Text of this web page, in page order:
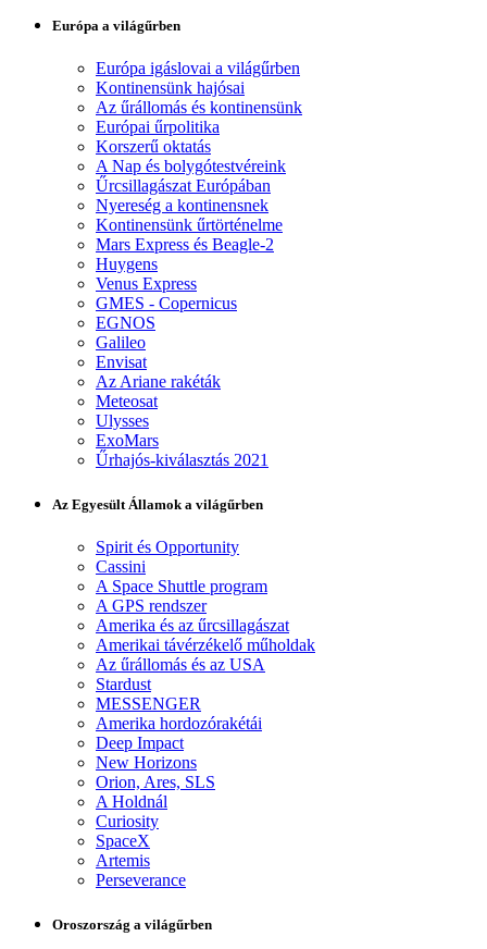
Európa a világűrben
Európa igáslovai a világűrben
Kontinensünk hajósai
Az űrállomás és kontinensünk
Európai űrpolitika
Korszerű oktatás
A Nap és bolygótestvéreink
Űrcsillagászat Európában
Nyereség a kontinensnek
Kontinensünk űrtörténelme
Mars Express és Beagle-2
Huygens
Venus Express
GMES - Copernicus
EGNOS
Galileo
Envisat
Az Ariane rakéták
Meteosat
Ulysses
ExoMars
Űrhajós-kiválasztás 2021
Az Egyesült Államok a világűrben
Spirit és Opportunity
Cassini
A Space Shuttle program
A GPS rendszer
Amerika és az űrcsillagászat
Amerikai távérzékelő műholdak
Az űrállomás és az USA
Stardust
MESSENGER
Amerika hordozórakétái
Deep Impact
New Horizons
Orion, Ares, SLS
A Holdnál
Curiosity
SpaceX
Artemis
Perseverance
Oroszország a világűrben